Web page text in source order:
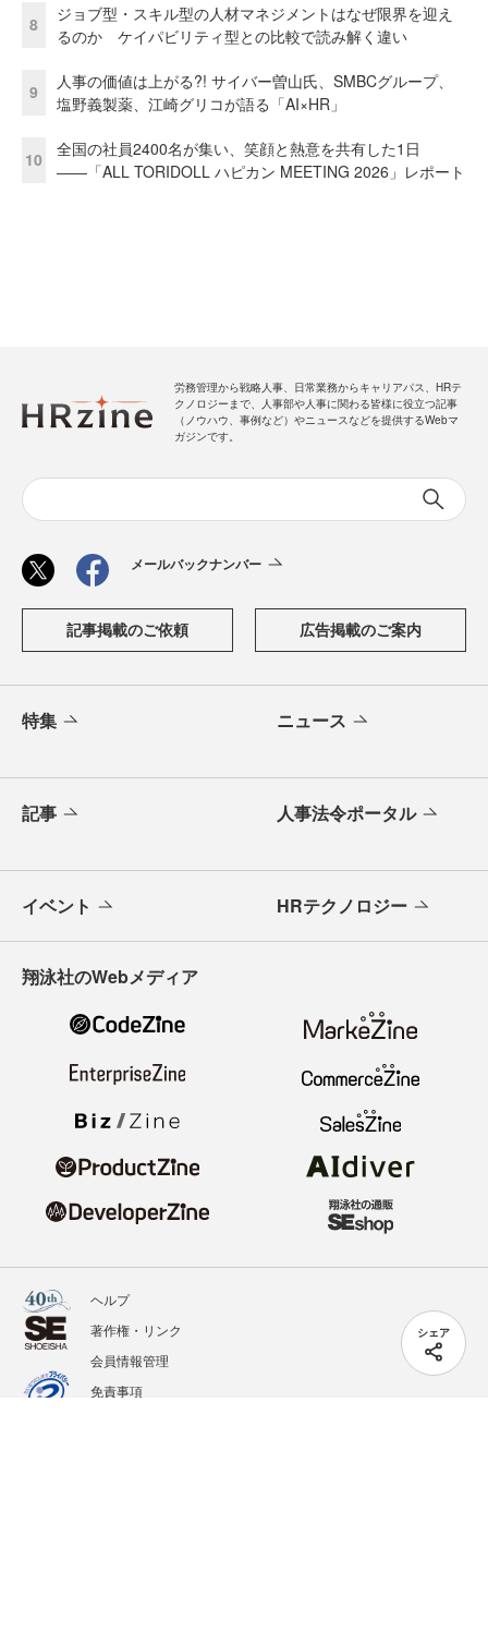
シェア
8
ジョブ型・スキル型の人材マネジメントはなぜ限界を迎え
るのか ケイパビリティ型との比較で読み解く違い
9
人事の価値は上がる?! サイバー曽山氏、SMBCグループ、
塩野義製薬、江崎グリコが語る「AI×HR」
10
全国の社員2400名が集い、笑顔と熱意を共有した1日
――「ALL TORIDOLL ハピカン MEETING 2026」レポート
労務管理から戦略人事、日常業務からキャリアパス、HRテ
クノロジーまで、人事部や人事に関わる皆様に役立つ記事
（ノウハウ、事例など）やニュースなどを提供するWebマ
ガジンです。
メールバックナンバー
記事掲載のご依頼 広告掲載のご案内
特集 ニュース
記事 人事法令ポータル
イベント HRテクノロジー
翔泳社のWebメディア
ヘルプ
著作権・リンク
会員情報管理
免責事項